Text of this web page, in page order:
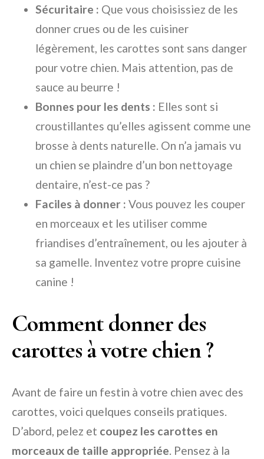
Sécuritaire : Que vous choisissiez de les
donner crues ou de les cuisiner
légèrement, les carottes sont sans danger
pour votre chien. Mais attention, pas de
sauce au beurre !
Bonnes pour les dents : Elles sont si
croustillantes qu’elles agissent comme une
brosse à dents naturelle. On n’a jamais vu
un chien se plaindre d’un bon nettoyage
dentaire, n’est-ce pas ?
Faciles à donner : Vous pouvez les couper
en morceaux et les utiliser comme
friandises d’entraînement, ou les ajouter à
sa gamelle. Inventez votre propre cuisine
canine !
Comment donner des
carottes à votre chien ?
Avant de faire un festin à votre chien avec des
carottes, voici quelques conseils pratiques.
D’abord, pelez et coupez les carottes en
morceaux de taille appropriée. Pensez à la